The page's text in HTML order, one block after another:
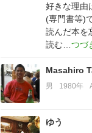
好きな理由
(専門書等)
読んだ本を
読む
Masahiro
男 1980年
ゆう